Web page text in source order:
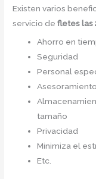
Existen varios
servicio defletes las
Ahorro en
Seguridad
Personal
Asesoramiento
tamaño
Privacidad
Minimiza el
Etc.